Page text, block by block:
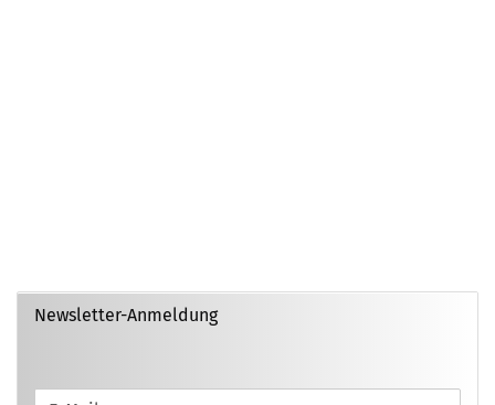
Newsletter-Anmeldung
WEITER